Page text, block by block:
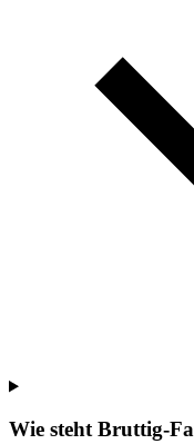
Wie steht Bruttig-